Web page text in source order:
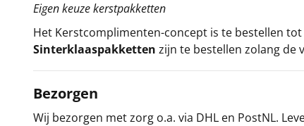
Eigen keuze kerstpakketten
Het Kerstcomplimenten-concept is te bestellen
Sinterklaaspakketten zijn te bestellen zolang de
Bezorgen
Wij bezorgen met zorg o.a. via DHL en PostNL.